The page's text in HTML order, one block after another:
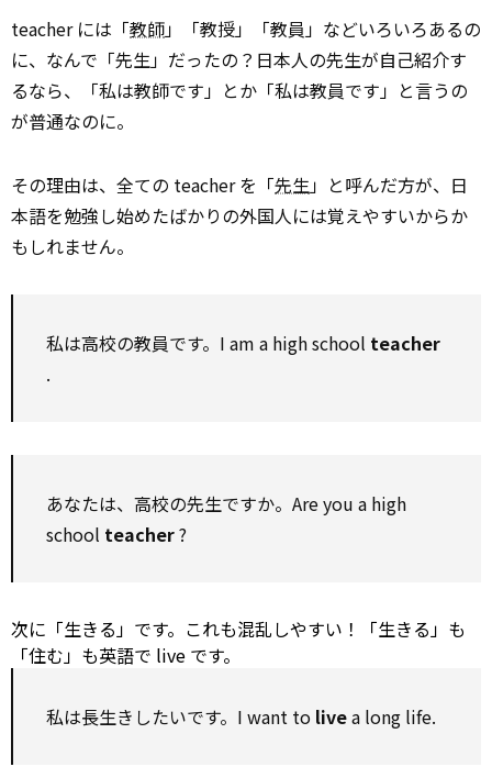
teacher には「教師」「教授」「教員」などいろいろあるの
に、なんで「先生」だったの？日本人の先生が自己紹介す
るなら、「私は教師です」とか「私は教員です」と言うの
が普通なのに。
その理由は、全ての teacher を「先生 」と呼んだ方が、日
本語を勉強し始めたばかりの外国人には覚えやすいからか
もしれません。
私は高校の教員です。I am a high school teacher
.
あなたは、高校の先生ですか。Are you a high
school teacher?
次に「生きる」です。これも混乱しやすい！「生きる」も
「住む」も英語で live です。
私は長生きしたいです。I want to livea long life.